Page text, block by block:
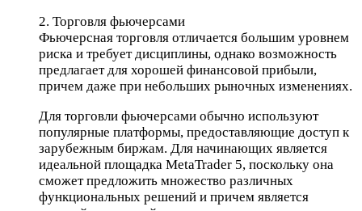
2. Торговля фьючерсами
Фьючерсная торговля отличается большим уровнем
риска и требует дисциплины, однако возможность
предлагает для хорошей финансовой прибыли,
причем даже при небольших рыночных изменениях.
Для торговли фьючерсами обычно используют
популярные платформы, предоставляющие доступ к
зарубежным биржам. Для начинающих является
идеальной площадка MetaTrader 5, поскольку она
сможет предложить множество различных
функциональных решений и причем является